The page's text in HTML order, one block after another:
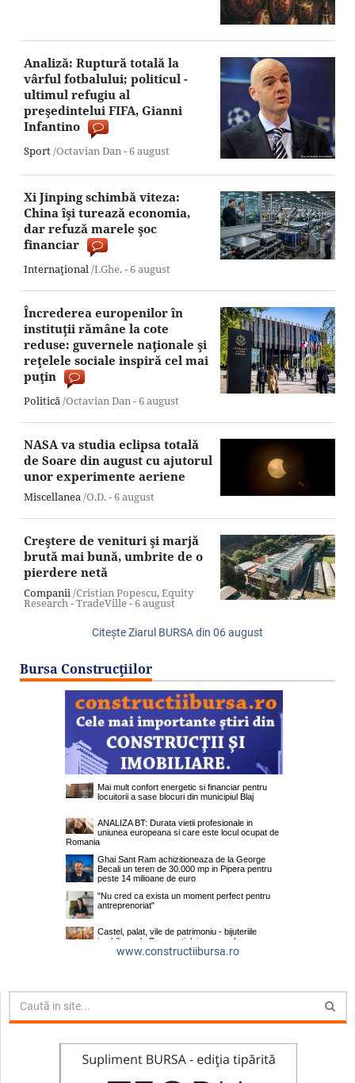
Analiză: Ruptură totală la
vârful fotbalului; politicul -
ultimul refugiu al
preşedintelui FIFA, Gianni
Infantino
Sport/Octavian Dan -6 august
Xi Jinping schimbă viteza:
China îşi turează economia,
dar refuză marele şoc
financiar
Internaţional/I.Ghe. -6 august
Încrederea europenilor în
instituţii rămâne la cote
reduse: guvernele naţionale şi
reţelele sociale inspiră cel mai
puţin
Politică/Octavian Dan -6 august
NASA va studia eclipsa totală
de Soare din august cu ajutorul
unor experimente aeriene
Miscellanea/O.D. -6 august
Creştere de venituri şi marjă
brută mai bună, umbrite de o
pierdere netă
Companii/Cristian Popescu, Equity
Research - TradeVille -6 august
Citeşte Ziarul BURSA din 06 august
Bursa Construcţiilor
www.constructiibursa.ro